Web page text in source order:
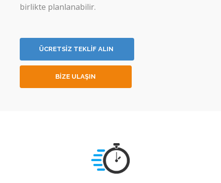
birlikte planlanabilir.
ÜCRETSİZ TEKLİF ALIN
BİZE ULAŞIN